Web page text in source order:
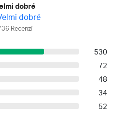
dobré
Recenzí
530
72
48
34
52